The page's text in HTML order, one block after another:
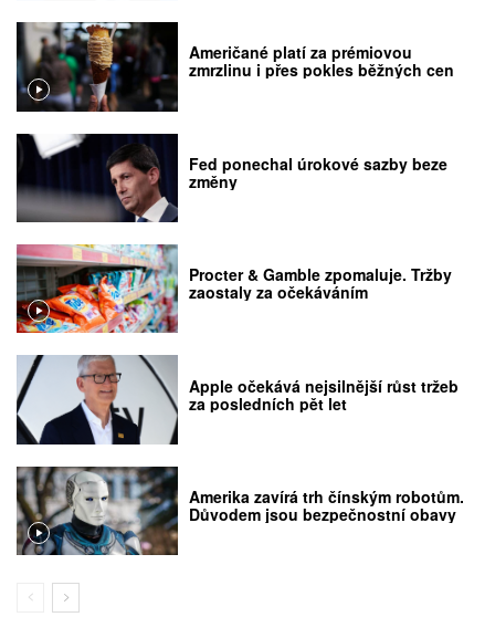
Američané platí za prémiovou
zmrzlinu i přes pokles běžných cen
Fed ponechal úrokové sazby beze
změny
Procter & Gamble zpomaluje. Tržby
zaostaly za očekáváním
Apple očekává nejsilnější růst tržeb
za posledních pět let
Amerika zavírá trh čínským robotům.
Důvodem jsou bezpečnostní obavy